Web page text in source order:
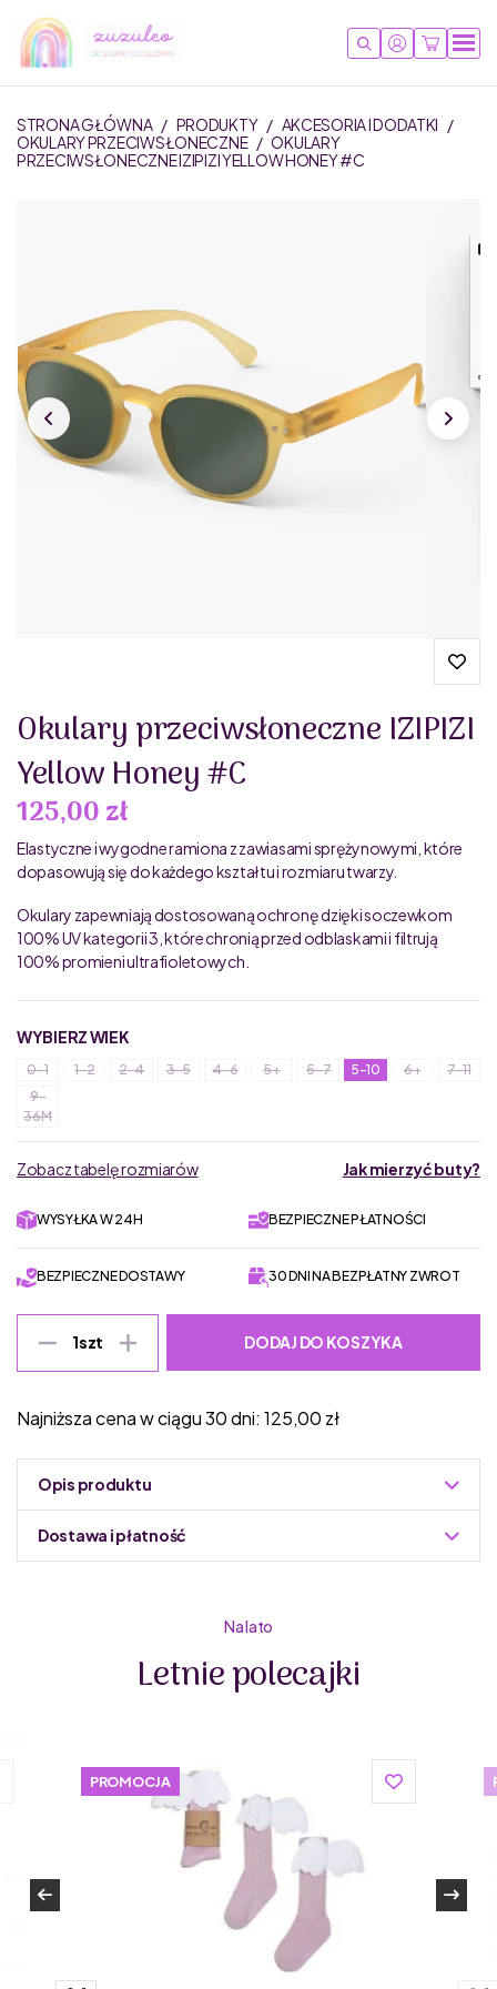
STRONA GŁÓWNA / PRODUKTY / AKCESORIA I DODATKI /
OKULARY PRZECIWSŁONECZNE / OKULARY
PRZECIWSŁONECZNE IZIPIZI YELLOW HONEY #C
Okulary przeciwsłoneczne IZIPIZI
Yellow Honey #C
125,00 zł
Elastyczne i wygodne ramiona z zawiasami sprężynowymi, które
dopasowują się do każdego kształtu i rozmiaru twarzy.
Okulary zapewniają dostosowaną ochronę dzięki soczewkom
100% UV kategorii 3, które chronią przed odblaskami i filtrują
100% promieni ultrafioletowych.
WYBIERZ WIEK
0-1 1-2 2-4 3-5 4-6 5+ 5-7 5-10 6+
7-11
9-
36M
Zobacz tabelę rozmiarów Jak mierzyć buty?
WYSYŁKA W 24H BEZPIECZNE PŁATNOŚCI
BEZPIECZNE DOSTAWY 30 DNI NA BEZPŁATNY ZWROT
1szt DODAJ DO KOSZYKA
Najniższa cena w ciągu 30 dni: 125,00 zł
Opis produktu
tego czasu zachwyca klientów na całym świecie
swoimi kolorowymi, przystępnymi
cenowo i ponadczasowymi modelami.
Okulary IZIPIZI to nie tylko modny design, ale także
najwyższa jakość wykonania. Wykonane z lekkich,
trwałych i odpornych na zarysowania materiałów,
zapewniają komfort noszenia oraz długowieczność
użytkowania. Marka dba także o ekologię, stosując
materiały przyjazne środowisku tam, gdzie to możliwe.
Każdy z produktów łączy nowoczesny wygląd z
Dostawa i płatność
Na lato
Letnie polecajki
PROMOCJA